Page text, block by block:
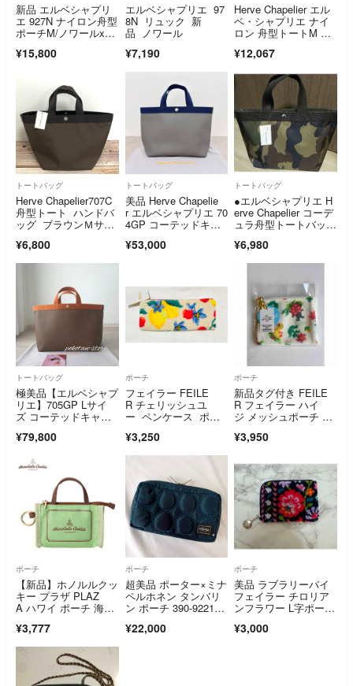
新品 エルベシャプリ
エ 927N ナイロン舟型
ポーチM/ノワールxノ
¥15,800
エルベシャプリエ 97
8N リュック 新
品 ノワール
¥7,190
Herve Chapelier エル
ベ・シャプリエ ナイ
ロン 舟型トートM ハ
ィス アカプルコ ライ
【中古】
¥12,067
トートバッグ
Herve Chapelier707C
舟型トート ハンドバ
ッグ ブラウンＭサイ
¥6,800
トートバッグ
美品 Herve Chapelie
r エルベシャプリエ 70
4GP コーテッドキャ
トバッグ ネイビー×グ
¥53,000
トートバッグ
●エルベシャプリエ H
erve Chapelier コーデ
ュラ舟型トートバッ
ジュ 704w
¥6,980
トートバッグ
極美品【エルベシャプ
リエ】705GP Lサイ
ズ コーテッドキャン
バッグ トープ×ヴィ
¥79,800
ポーチ
フェイラー FEILE
R チェリッシュユ
ー ペンケース ポー
¥3,250
ポーチ
新品タグ付き FEILE
R フェイラー ハイ
ジ メッシュポーチ ホ
¥3,950
ポーチ
【新品】ホノルルクッ
キー プラザ PLAZ
A ハワイ ポーチ 海外
チ アロハ コラボ 限
定 完売 ショッパー
¥3,777
ポーチ
超美品 ポーター×ミナ
ペルホネン タンバリ
ン ポーチ 390-9221
¥22,000
ポーチ
美品 ラブラリーバイ
フェイラー チロリア
ンフラワー L字ポー
¥3,000